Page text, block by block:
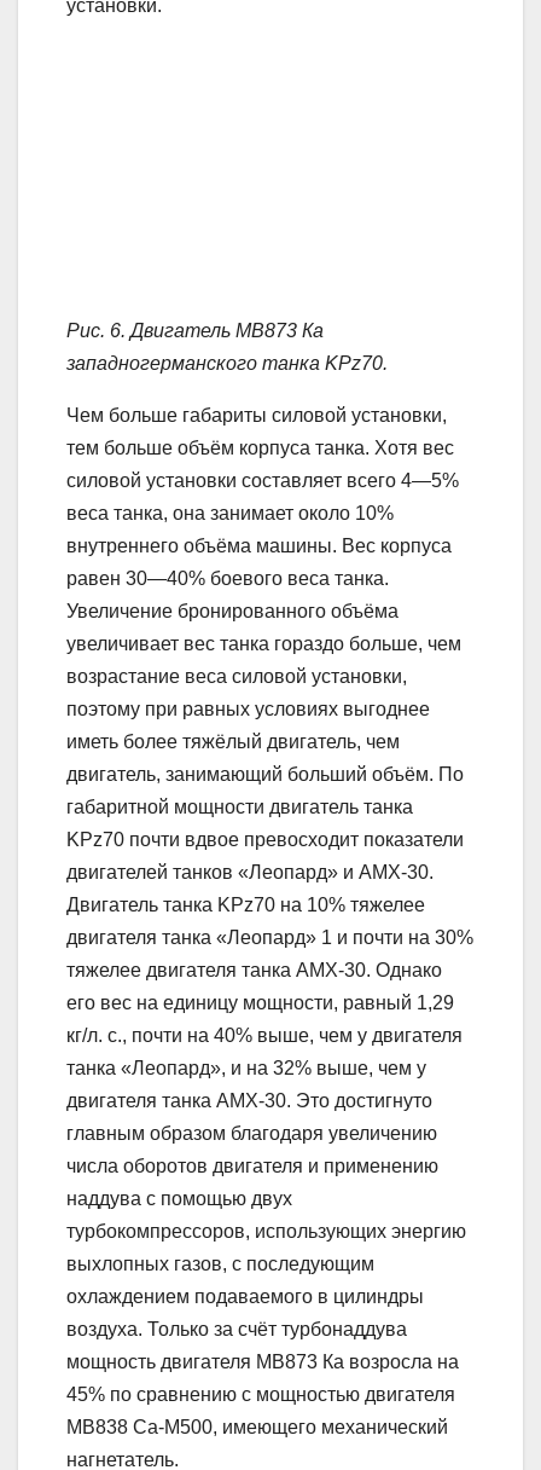
установки.
Рис. 6. Двигатель МВ873 Ка
западногерманского танка KPz70.
Чем больше габариты силовой установки,
тем больше объём корпуса танка. Хотя вес
силовой установки составляет всего 4—5%
веса танка, она занимает около 10%
внутреннего объёма машины. Вес корпуса
равен 30—40% боевого веса танка.
Увеличение бронированного объёма
увеличивает вес танка гораздо больше, чем
возрастание веса силовой установки,
поэтому при равных условиях выгоднее
иметь более тяжёлый двигатель, чем
двигатель, занимающий больший объём. По
габаритной мощности двигатель танка
KPz70 почти вдвое превосходит показатели
двигателей танков «Леопард» и АМХ-30.
Двигатель танка KPz70 на 10% тяжелее
двигателя танка «Леопард» 1 и почти на 30%
тяжелее двигателя танка АМХ-30. Однако
его вес на единицу мощности, равный 1,29
кг/л. с., почти на 40% выше, чем у двигателя
танка «Леопард», и на 32% выше, чем у
двигателя танка АМХ-30. Это достигнуто
главным образом благодаря увеличению
числа оборотов двигателя и применению
наддува с помощью двух
турбокомпрессоров, использующих энергию
выхлопных газов, с последующим
охлаждением подаваемого в цилиндры
воздуха. Только за счёт турбонаддува
мощность двигателя МВ873 Ка возросла на
45% по сравнению с мощностью двигателя
МВ838 Са-М500, имеющего механический
нагнетатель.